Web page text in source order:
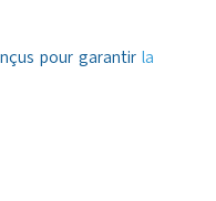
pour garantir la